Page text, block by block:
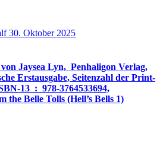
30. Oktober 2025
Jaysea Lyn, ‎ Penhaligon Verlag,
Erstausgabe, Seitenzahl der Print-
Whom the Belle Tolls (Hell’s Bells 1)